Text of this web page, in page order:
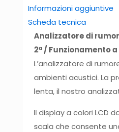
Informazioni aggiuntive
Scheda tecnica
Analizzatore di
2ª / Funzionamento
L’analizzatore di
ambienti acustici. La
lenta, il nostro
Il display a colori LCD
scala che consente